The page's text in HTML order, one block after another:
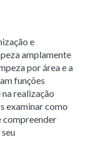
e
amplamente
por área e a
funções
realização
examinar como
compreender